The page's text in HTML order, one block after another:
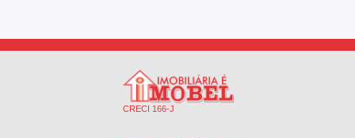
CRECI 166-J